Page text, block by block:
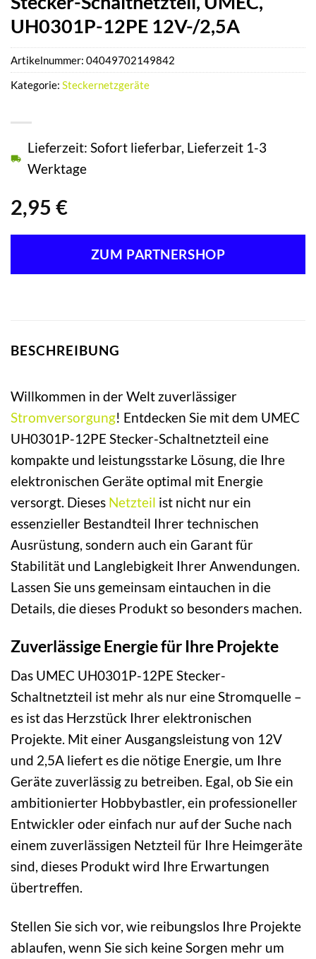
UH0301P-12PE 12V-/2,5A
2,95 €
Lieferzeit: Sofort lieferbar, Lieferzeit 1-3
Werktage
ZUM PARTNERSHOP
Artikelnummer: 04049702149842
Kategorie: Steckernetzgeräte
BESCHREIBUNG
Willkommen in der Welt zuverlässiger
Stromversorgung! Entdecken Sie mit dem UMEC
UH0301P-12PE Stecker-Schaltnetzteil eine
kompakte und leistungsstarke Lösung, die Ihre
elektronischen Geräte optimal mit Energie
versorgt. Dieses Netzteil ist nicht nur ein
essenzieller Bestandteil Ihrer technischen
Ausrüstung, sondern auch ein Garant für
Stabilität und Langlebigkeit Ihrer Anwendungen.
Lassen Sie uns gemeinsam eintauchen in die
Details, die dieses Produkt so besonders machen.
Zuverlässige Energie für Ihre Projekte
Das UMEC UH0301P-12PE Stecker-
Schaltnetzteil ist mehr als nur eine Stromquelle –
es ist das Herzstück Ihrer elektronischen
Projekte. Mit einer Ausgangsleistung von 12V
und 2,5A liefert es die nötige Energie, um Ihre
Geräte zuverlässig zu betreiben. Egal, ob Sie ein
ambitionierter Hobbybastler, ein professioneller
Entwickler oder einfach nur auf der Suche nach
einem zuverlässigen Netzteil für Ihre Heimgeräte
sind, dieses Produkt wird Ihre Erwartungen
übertreffen.
Stellen Sie sich vor, wie reibungslos Ihre Projekte
ablaufen, wenn Sie sich keine Sorgen mehr um